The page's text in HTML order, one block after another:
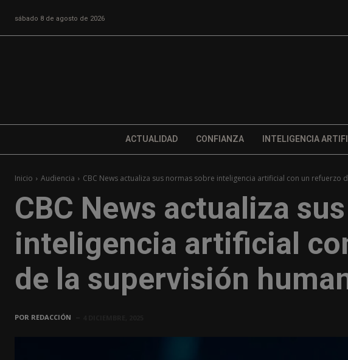
sábado 8 de agosto de 2026
ACTUALIDAD CONFIANZA INTELIGENCIA
Inicio Audiencia CBC News actualiza sus normas sobre inteligencia artificial con un refuerzo
CBC News actualiza
inteligencia artificial
de la supervisión
POR REDACCIÓN